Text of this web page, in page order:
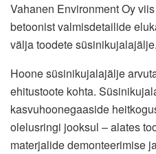
Vahanen Environment Oy
betoonist valmisdetailide
välja toodete süsinikujalajälje.
Hoone süsinikujalajälje
ehitustoote kohta.
kasvuhoonegaaside
olelusringi jooksul – alates
materjalide demonteerimise